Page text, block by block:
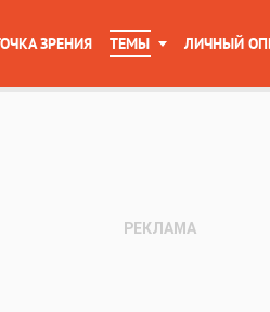
ЗРЕНИЯ ТЕМЫ ЛИЧНЫЙ